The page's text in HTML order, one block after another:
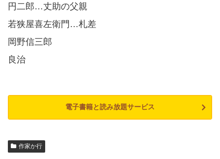
円二郎…丈助の父親
若狭屋喜左衛門…札差
岡野信三郎
良治
電子書籍と読み放題サービス
作家か行